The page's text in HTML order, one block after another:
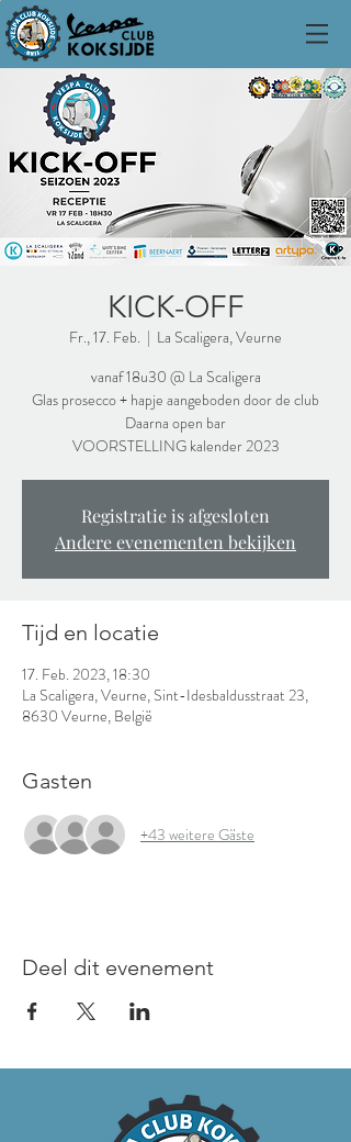
KICK-OFF
Fr., 17. Feb.
  |
La Scaligera, Veurne
vanaf 18u30 @ La Scaligera
Glas prosecco + hapje aangeboden door de club
Daarna open bar
VOORSTELLING kalender 2023
Registratie is afgesloten
Andere evenementen bekijken
Tijd en locatie
17. Feb. 2023, 18:30
La Scaligera, Veurne, Sint-Idesbaldusstraat 23,
8630 Veurne, België
Gasten
+43 weitere Gäste
Deel dit evenement